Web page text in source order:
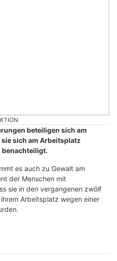
beteiligen sich am
sich am Arbeitsplatz
es auch zu Gewalt am
der Menschen mit
sie in den vergangenen zwölf
Arbeitsplatz wegen einer